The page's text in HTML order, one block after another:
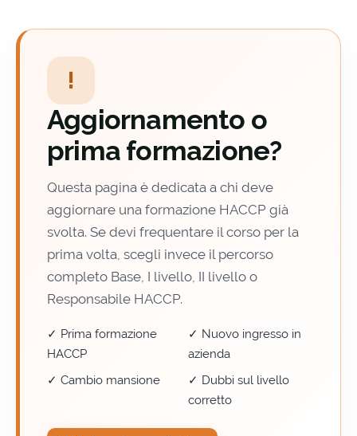
!
Aggiornamento o
prima formazione?
Questa pagina è dedicata a chi deve
aggiornare una formazione HACCP già
svolta. Se devi frequentare il corso per la
prima volta, scegli invece il percorso
completo Base, I livello, II livello o
Responsabile HACCP.
✓ Prima formazione
HACCP
✓ Nuovo ingresso in
azienda
✓ Cambio mansione
✓ Dubbi sul livello
corretto